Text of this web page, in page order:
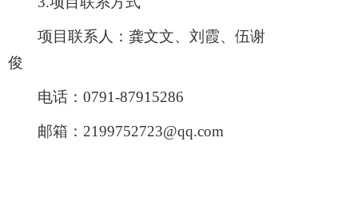
项目联系人：龚文文、刘霞、伍谢
俊
电话： 0791-87915286
邮箱： 2199752723@qq.com